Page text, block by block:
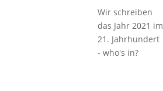
Wir schreiben
das Jahr 2021 im
21. Jahrhundert
- who's in?